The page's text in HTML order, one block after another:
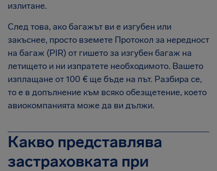
излитане.
След това, ако багажът ви е изгубен или
закъснее, просто вземете Протокол за нередност
на багаж (PIR) от гишето за изгубен багаж на
летището и ни изпратете необходимото. Вашето
изплащане от 100 € ще бъде на път. Разбира се,
то е в допълнение към всяко обезщетение, което
авиокомпанията може да ви дължи.
Какво представлява
застраховката при